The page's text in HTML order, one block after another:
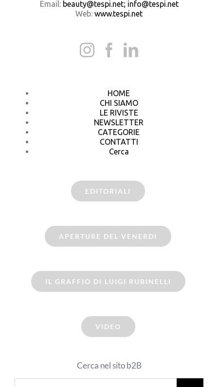
Email: beauty@tespi.net; info@tespi.net
Web: www.tespi.net
HOME
CHI SIAMO
LE RIVISTE
NEWSLETTER
CATEGORIE
CONTATTI
Cerca
EDITORIALI
APERTURE DEL VENERDI
IL GRAFFIO DI LUIGI RUBINELLI
VIDEO
Cerca nel sito b2B